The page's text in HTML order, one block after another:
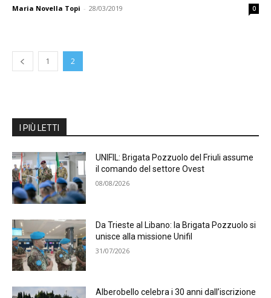
Maria Novella Topi - 28/03/2019 0
1 2
I PIÙ LETTI
UNIFIL: Brigata Pozzuolo del Friuli assume
il comando del settore Ovest
08/08/2026
Da Trieste al Libano: la Brigata Pozzuolo si
unisce alla missione Unifil
31/07/2026
Alberobello celebra i 30 anni dall’iscrizione